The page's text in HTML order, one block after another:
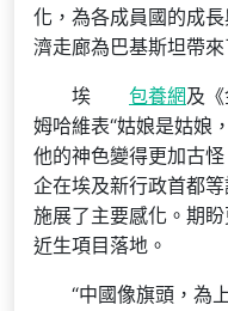
化，為各成員國的成
濟走廊為巴基斯坦帶來
埃 包養網及
姆哈維表“姑娘是姑娘
他的神色變得更加古
企在埃及新行政首都
施展了主要感化。期
近生項目落地。
“中國像旗頭，為